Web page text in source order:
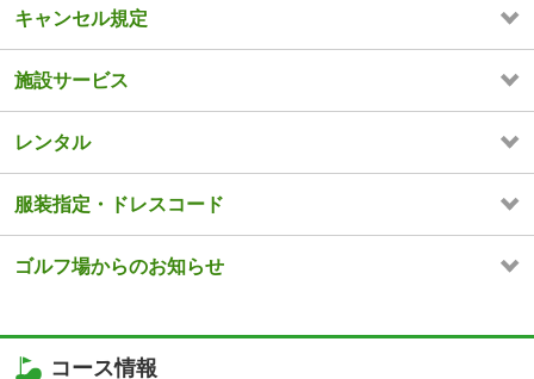
キャンセル規定
施設サービス
レンタル
服装指定・ドレスコード
ゴルフ場からのお知らせ
コース情報